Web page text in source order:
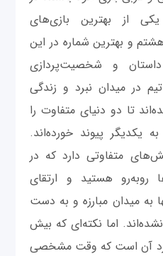
«پرسونا 5» یکی از بهترین بازی‌های
و بهترین شماره در این
و شخصیت‌پردازی
در میدان نبرد و زندگی
تا دو دنیای متفاوت را
یکدیگر پیوند خورده‌اند.
متفاوتی دارد که در
روبه‌رو هستید و ارتقای
به میدان مبارزه و به ‌دست
اما نکته‌ای که بیش
آن است که وقت مشخصی